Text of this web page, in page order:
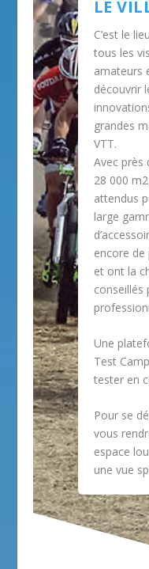
LE
C’est le
tous les
amateurs
découvrir
grandes
VTT.
Avec près
28 000
attendus
large
encore
et ont la
conseillés
Une
Test
tester en
Pour se
vous
espace
une vue